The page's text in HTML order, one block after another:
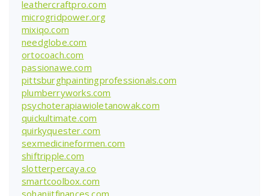
leathercraftpro.com
microgridpower.org
mixiqo.com
needglobe.com
ortocoach.com
passionawe.com
pittsburghpaintingprofessionals.com
plumberryworks.com
psychoterapiawioletanowak.com
quickultimate.com
quirkyquester.com
sexmedicineformen.com
shiftripple.com
slotterpercaya.co
smartcoolbox.com
sohanjitfinances.com